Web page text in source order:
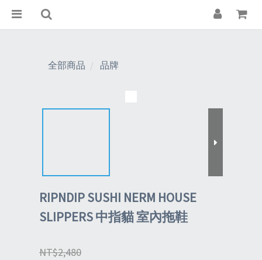
全部商品 品牌
RIPNDIP SUSHI NERM HOUSE
SLIPPERS 中指貓 室內拖鞋
NT$2,480